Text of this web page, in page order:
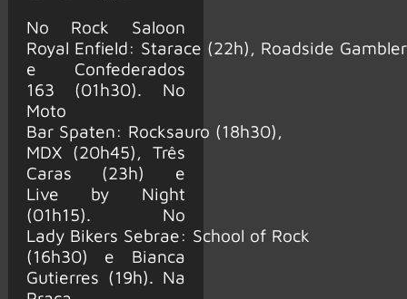
No Rock Saloon
Royal Enfield: Starace (22h), Roadside
e Confederados
163 (01h30). No
Moto
Bar Spaten: Rocksauro (18h30),
MDX (20h45), Três
Caras (23h) e
Live by Night
(01h15). No
Lady Bikers Sebrae: School of Rock
(16h30) e Bianca
Gutierres (19h). Na